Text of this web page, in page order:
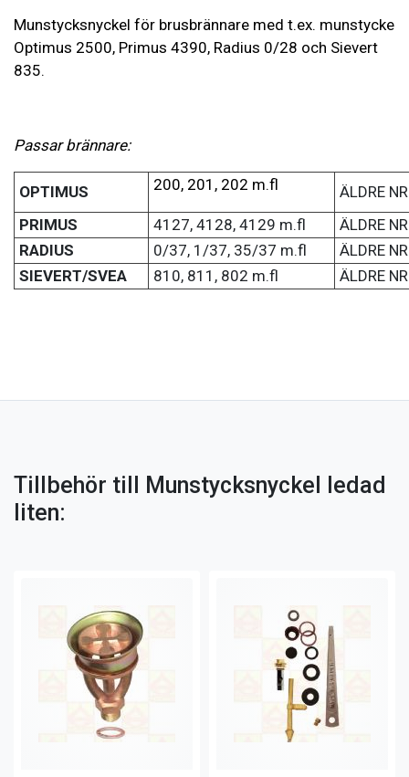
Munstycksnyckel för brusbrännare med t.ex. munstycke
Optimus 2500, Primus 4390, Radius 0/28 och Sievert
835.
Passar brännare:
OPTIMUS 200, 201, 202 m.fl
ÄLDRE
PRIMUS
4127, 4128, 4129 m.fl
ÄLDRE
RADIUS
0/37, 1/37, 35/37 m.fl
ÄLDRE
SIEVERT/SVEA
810, 811, 802 m.fl ÄLDRE
Tillbehör till Munstycksnyckel ledad
liten: